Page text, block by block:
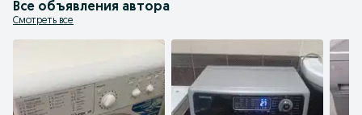
Все объявления автора
Смотреть все